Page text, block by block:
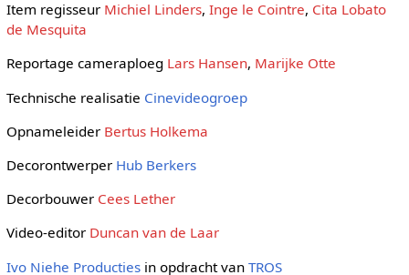
Item regisseur Michiel Linders, Inge le Cointre, Cita Lobato
de Mesquita
Reportage cameraploeg Lars Hansen, Marijke Otte
Technische realisatie Cinevideogroep
Opnameleider Bertus Holkema
Decorontwerper Hub Berkers
Decorbouwer Cees Lether
Video-editor Duncan van de Laar
Ivo Niehe Productiesin opdracht van TROS